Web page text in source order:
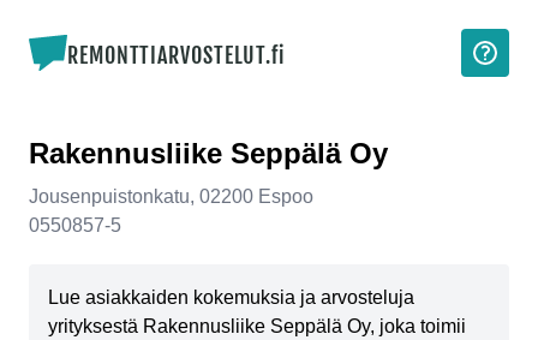
REMONTTIARVOSTELUT.fi
Rakennusliike Seppälä Oy
Jousenpuistonkatu, 02200 Espoo
0550857-5
Lue asiakkaiden kokemuksia ja arvosteluja
yrityksestä Rakennusliike Seppälä Oy, joka toimii